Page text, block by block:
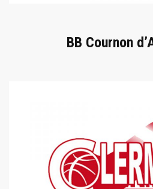
BB Cournon